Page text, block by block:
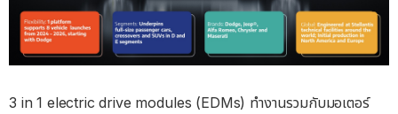
3 in 1 electric drive modules (EDMs) ทำงานรวมกับมอเตอร์